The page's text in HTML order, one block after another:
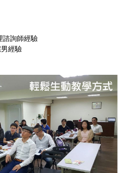
諮詢師經驗
經驗